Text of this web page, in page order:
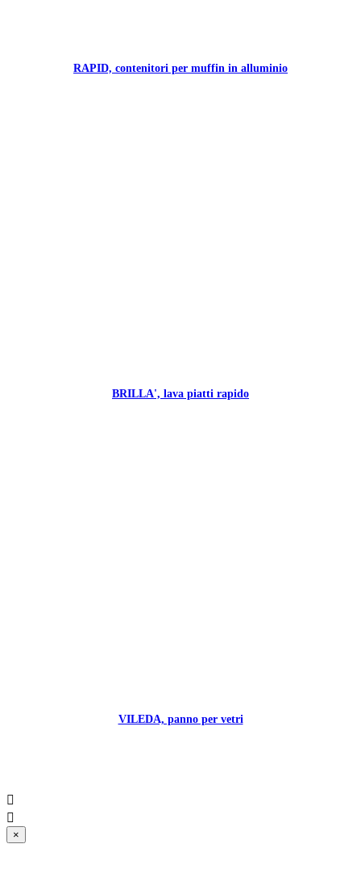
RAPID, contenitori per muffin in alluminio
BRILLA', lava piatti rapido
VILEDA, panno per vetri


×